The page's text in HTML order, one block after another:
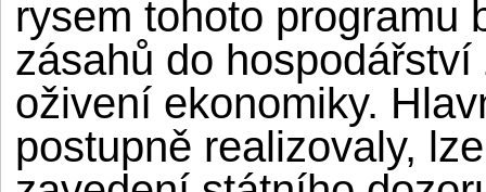
rysem tohoto programu
zásahů do
oživení ekonomiky.
postupně realizovaly,